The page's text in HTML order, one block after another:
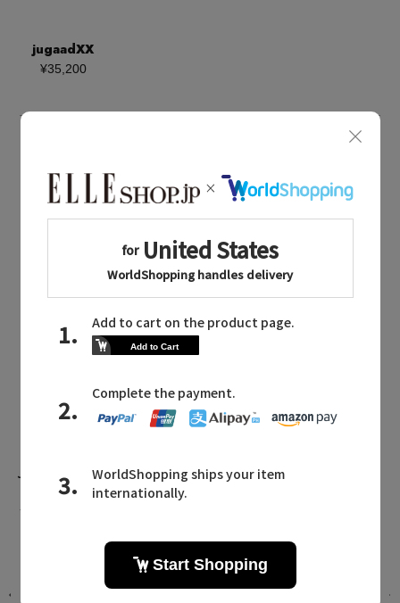
jugaadXX
¥35,200
BOUGHT TOGETHER
同じカテゴリのアイテム
jugaadXX NEWS
ジュガードダブルエックスに関連するニュース
ジュエリーのような輝きを宿す『チタ
ンフレーム』